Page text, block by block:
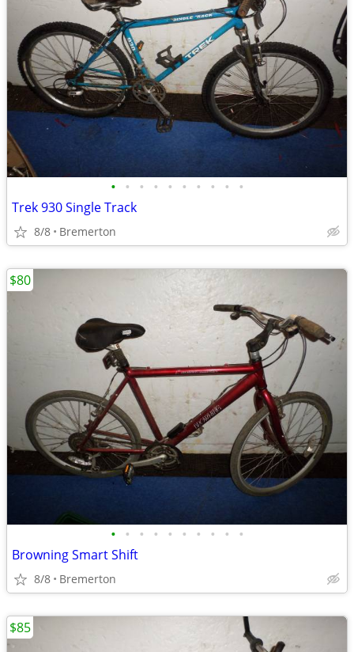
• • • • • • • • • •
Trek 930 Single Track
8/8 Bremerton
• • • • • • • • • •
Browning Smart Shift
8/8 Bremerton
$80
$85